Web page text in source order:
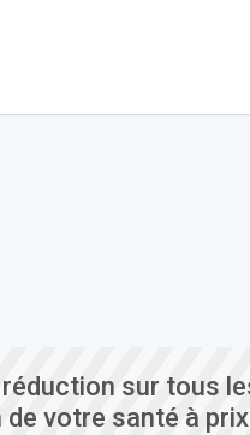
sur tous
votre santé à prix